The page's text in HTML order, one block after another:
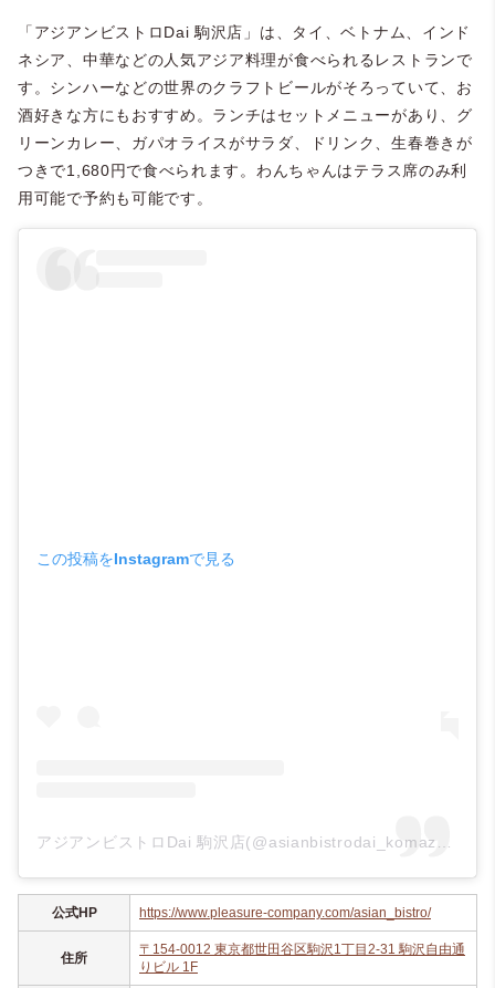
＠emi_vivi（emi.vivi）
「アジアンビストロDai 駒沢店」は、タイ、ベトナム、インド
ネシア、中華などの人気アジア料理が食べられるレストランで
す。シンハーなどの世界のクラフトビールがそろっていて、お
酒好きな方にもおすすめ。ランチはセットメニューがあり、グ
リーンカレー、ガパオライスがサラダ、ドリンク、生春巻きが
つきで1,680円で食べられます。わんちゃんはテラス席のみ利
用可能で予約も可能です。
この投稿をInstagramで見る
公式HP https://www.pleasure-company.com/asian_bistro/
住所
〒154-0012 東京都世田谷区駒沢1丁目2-31 駒沢自由通
りビル 1F